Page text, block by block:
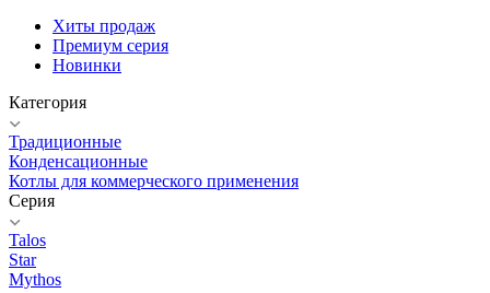
Хиты продаж
Премиум серия
Новинки
Категория
Традиционные
Конденсационные
Котлы для коммерческого применения
Серия
Talos
Star
Mythos